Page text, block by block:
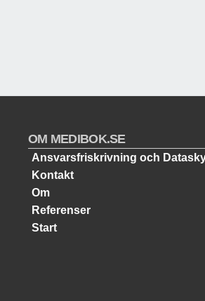
OM MEDIBOK.SE
Ansvarsfriskrivning och
Kontakt
Om
Referenser
Start